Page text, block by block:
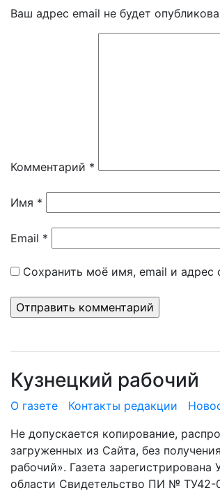
Ваш адрес email не будет
Комментарий *
Имя *
Email *
Сохранить моё имя, email и
Кузнецкий рабочий
О газете Контакты редакции
Не допускается копирование,
загруженных из Сайта, без
рабочий». Газета
области Свидетельство ПИ № ТУ42-